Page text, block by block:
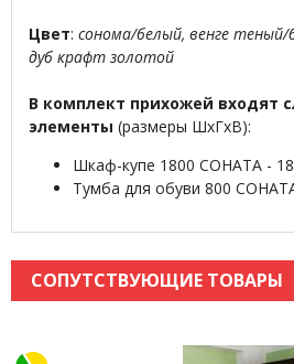
Цвет: сонома/белый, венге
дуб крафт золотой
В комплект прихожей входят
элементы (размеры ШхГхВ):
Шкаф-купе 1800 СОНАТА -
Тумба для обуви 800
СОПУТСТВУЮЩИЕ ТОВАРЫ